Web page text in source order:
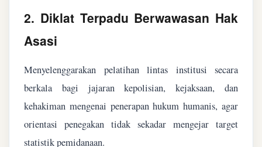
2. Diklat Terpadu Berwawasan Hak
Asasi
Menyelenggarakan pelatihan lintas institusi secara
berkala bagi jajaran kepolisian, kejaksaan, dan
kehakiman mengenai penerapan hukum humanis, agar
orientasi penegakan tidak sekadar mengejar target
statistik pemidanaan.